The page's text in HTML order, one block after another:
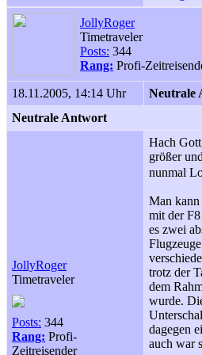
JollyRoger
Timetraveler
Posts: 344
Rang: Profi-
18.11.2005, 14:14 Uhr
Neutrale
Neutrale Antwort
JollyRoger
Timetraveler
Posts: 344
Rang: Profi-
Zeitreisender
Hach
größer
nunmal
Man
mit der
es zwei
trotz der
dem
wurde.
dagegen
auch war